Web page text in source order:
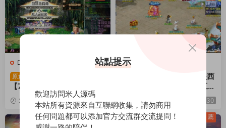
D-地下城與勇士DNF
端遊服務
端
原創
【70神迹PRO版】最新整理
版本pvf+客戶端+等級補丁
+攻略+視頻架設教程
2025-02-19 1.04k 30
M-夢幻西遊
MT3換皮MH【強盜西
遊尊享挂機版】Linux手工服
務端+安卓蘋果雙端+代理後
台+全套源碼+攻略+視頻架
設教程
2024-11-24 30
薦 薦
站點提示
歡迎訪問米人源碼
本站所有資源來自互聯網收集，請勿商用
任何問題都可以添加官方交流群交流提問！